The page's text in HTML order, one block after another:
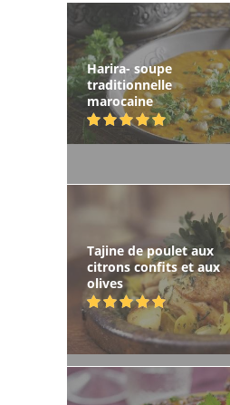
Harira- soupe
traditionnelle
marocaine
Tajine de poulet aux
citrons confits et aux
olives